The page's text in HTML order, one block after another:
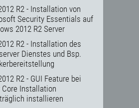
R2 - Installation von
Security Essentials auf
2012 R2 Server
R2 - Installation des
Dienstes und Bsp.
R2 - GUI Feature bei
Core Installation
installieren